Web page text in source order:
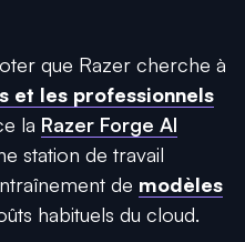
que Razer cherche à
et les professionnels
la Razer Forge AI
station de travail
de modèles
habituels du cloud.